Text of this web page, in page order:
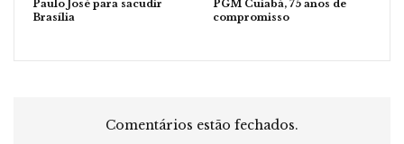
Paulo José para sacudir
Brasília
PGM Cuiabá, 75 anos de
compromisso
Comentários estão fechados.